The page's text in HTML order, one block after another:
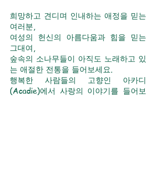
희망하고 견디며 인내하는 애정을 믿는
여러분,
여성의 헌신의 아름다움과 힘을 믿는
그대여,
숲속의 소나무들이 아직도 노래하고 있
는 애절한 전통을 들어보세요.
행복한 사람들의 고향인 아카디
(Acadie)에서 사랑의 이야기를 들어보